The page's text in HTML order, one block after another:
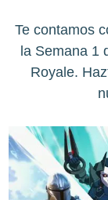
Te contamos
la Semana 1
Royale.